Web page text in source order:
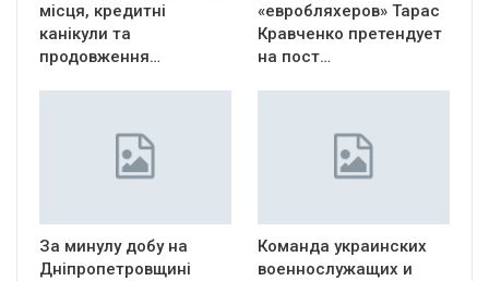
місця, кредитні
канікули та
продовження…
«евробляхеров» Тарас
Кравченко претендует
на пост…
За минулу добу на
Дніпропетровщині
Команда украинских
военнослужащих и